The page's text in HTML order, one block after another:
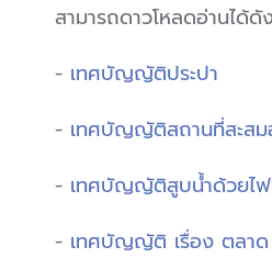
สามารถดาวโหลดอ่านได้ดั
- เทศบัญญัติประปา
- เทศบัญญัติสถานที่สะสม
- เทศบัญญัติสูบน้ำด้วยไฟ
- เทศบัญญัติ เรื่อง ตลาด